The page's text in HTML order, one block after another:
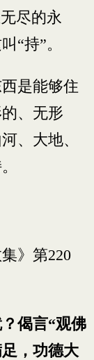
尽的永
“持”。
是能够住
、无形
、大地、
》第220
偈言“观佛
，功德大